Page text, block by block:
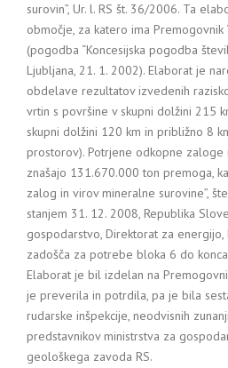
surovin”, Ur. l. RS št. 36/2006. Ta
območje, za katero ima Premogovnik
(pogodba “Koncesijska pogodba
Ljubljana, 21. 1. 2002). Elaborat je
obdelave rezultatov izvedenih
vrtin s površine v skupni dolžini 215
skupni dolžini 120 km in približno 8
prostorov). Potrjene odkopne zaloge
znašajo 131.670.000 ton premoga,
zalog in virov mineralne surovine”,
stanjem 31. 12. 2008, Republika
gospodarstvo, Direktorat za energijo,
zadošča za potrebe bloka 6 do
Elaborat je bil izdelan na
je preverila in potrdila, pa je bila
rudarske inšpekcije, neodvisnih
predstavnikov ministrstva za
geološkega zavoda RS.